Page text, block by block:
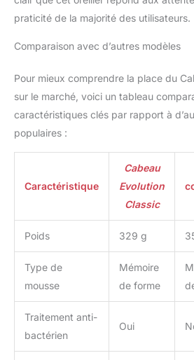
votre
écouteurs
place,
vous le
latéraux
Entreprise
États-
brevetées
direction
à Los
praticité de la majorité des utilisateurs.
Comparaison avec d’autres modèles
Pour mieux comprendre la place du
sur le marché, voici un tableau
caractéristiques clés par rapport à
populaires :
Caractéristique
Cabeau
Evolution
Classic
Poids 329 g
Type de
mousse
Mémoire
de forme
Traitement anti-
bactérien
Oui